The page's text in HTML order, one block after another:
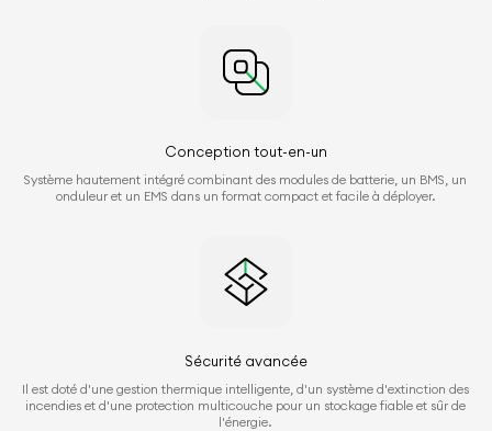
Conception tout-en-un
Système hautement intégré combinant des modules de batterie, un BMS, un
onduleur et un EMS dans un format compact et facile à déployer.
Sécurité avancée
Il est doté d'une gestion thermique intelligente, d'un système d'extinction des
incendies et d'une protection multicouche pour un stockage fiable et sûr de
l'énergie.